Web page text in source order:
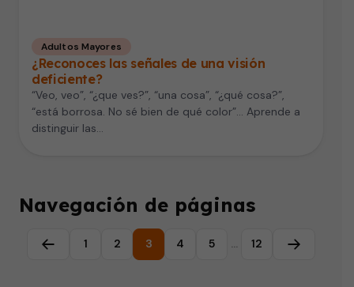
Adultos Mayores
¿Reconoces las señales de una visión
deficiente?
“Veo, veo”, “¿que ves?”, “una cosa”, “¿qué cosa?”,
“está borrosa. No sé bien de qué color”... Aprende a
distinguir las…
Navegación de páginas
Página anterior
1 2 3 4 5 … 12 Página